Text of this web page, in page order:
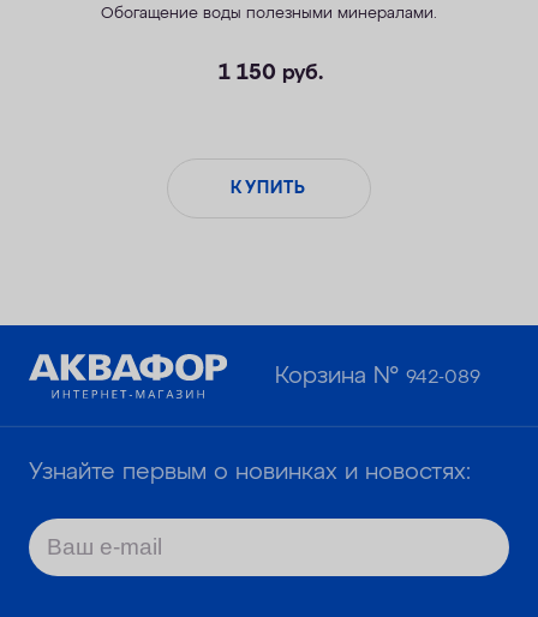
Обогащение воды полезными минералами.
1 150 руб.
КУПИТЬ
Корзина №942-089
Узнайте первым о новинках и новостях: